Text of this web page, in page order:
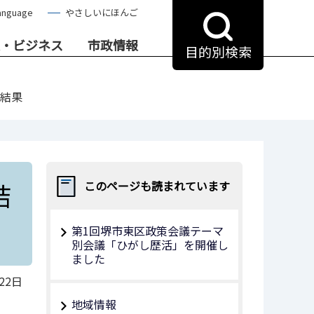
やさしいにほんご
ビジネス 市政情報 目的別検索
果
日
このページも読まれています
第1回堺市東区政策会議テーマ
別会議「ひがし歴活」を開催し
ました
地域情報